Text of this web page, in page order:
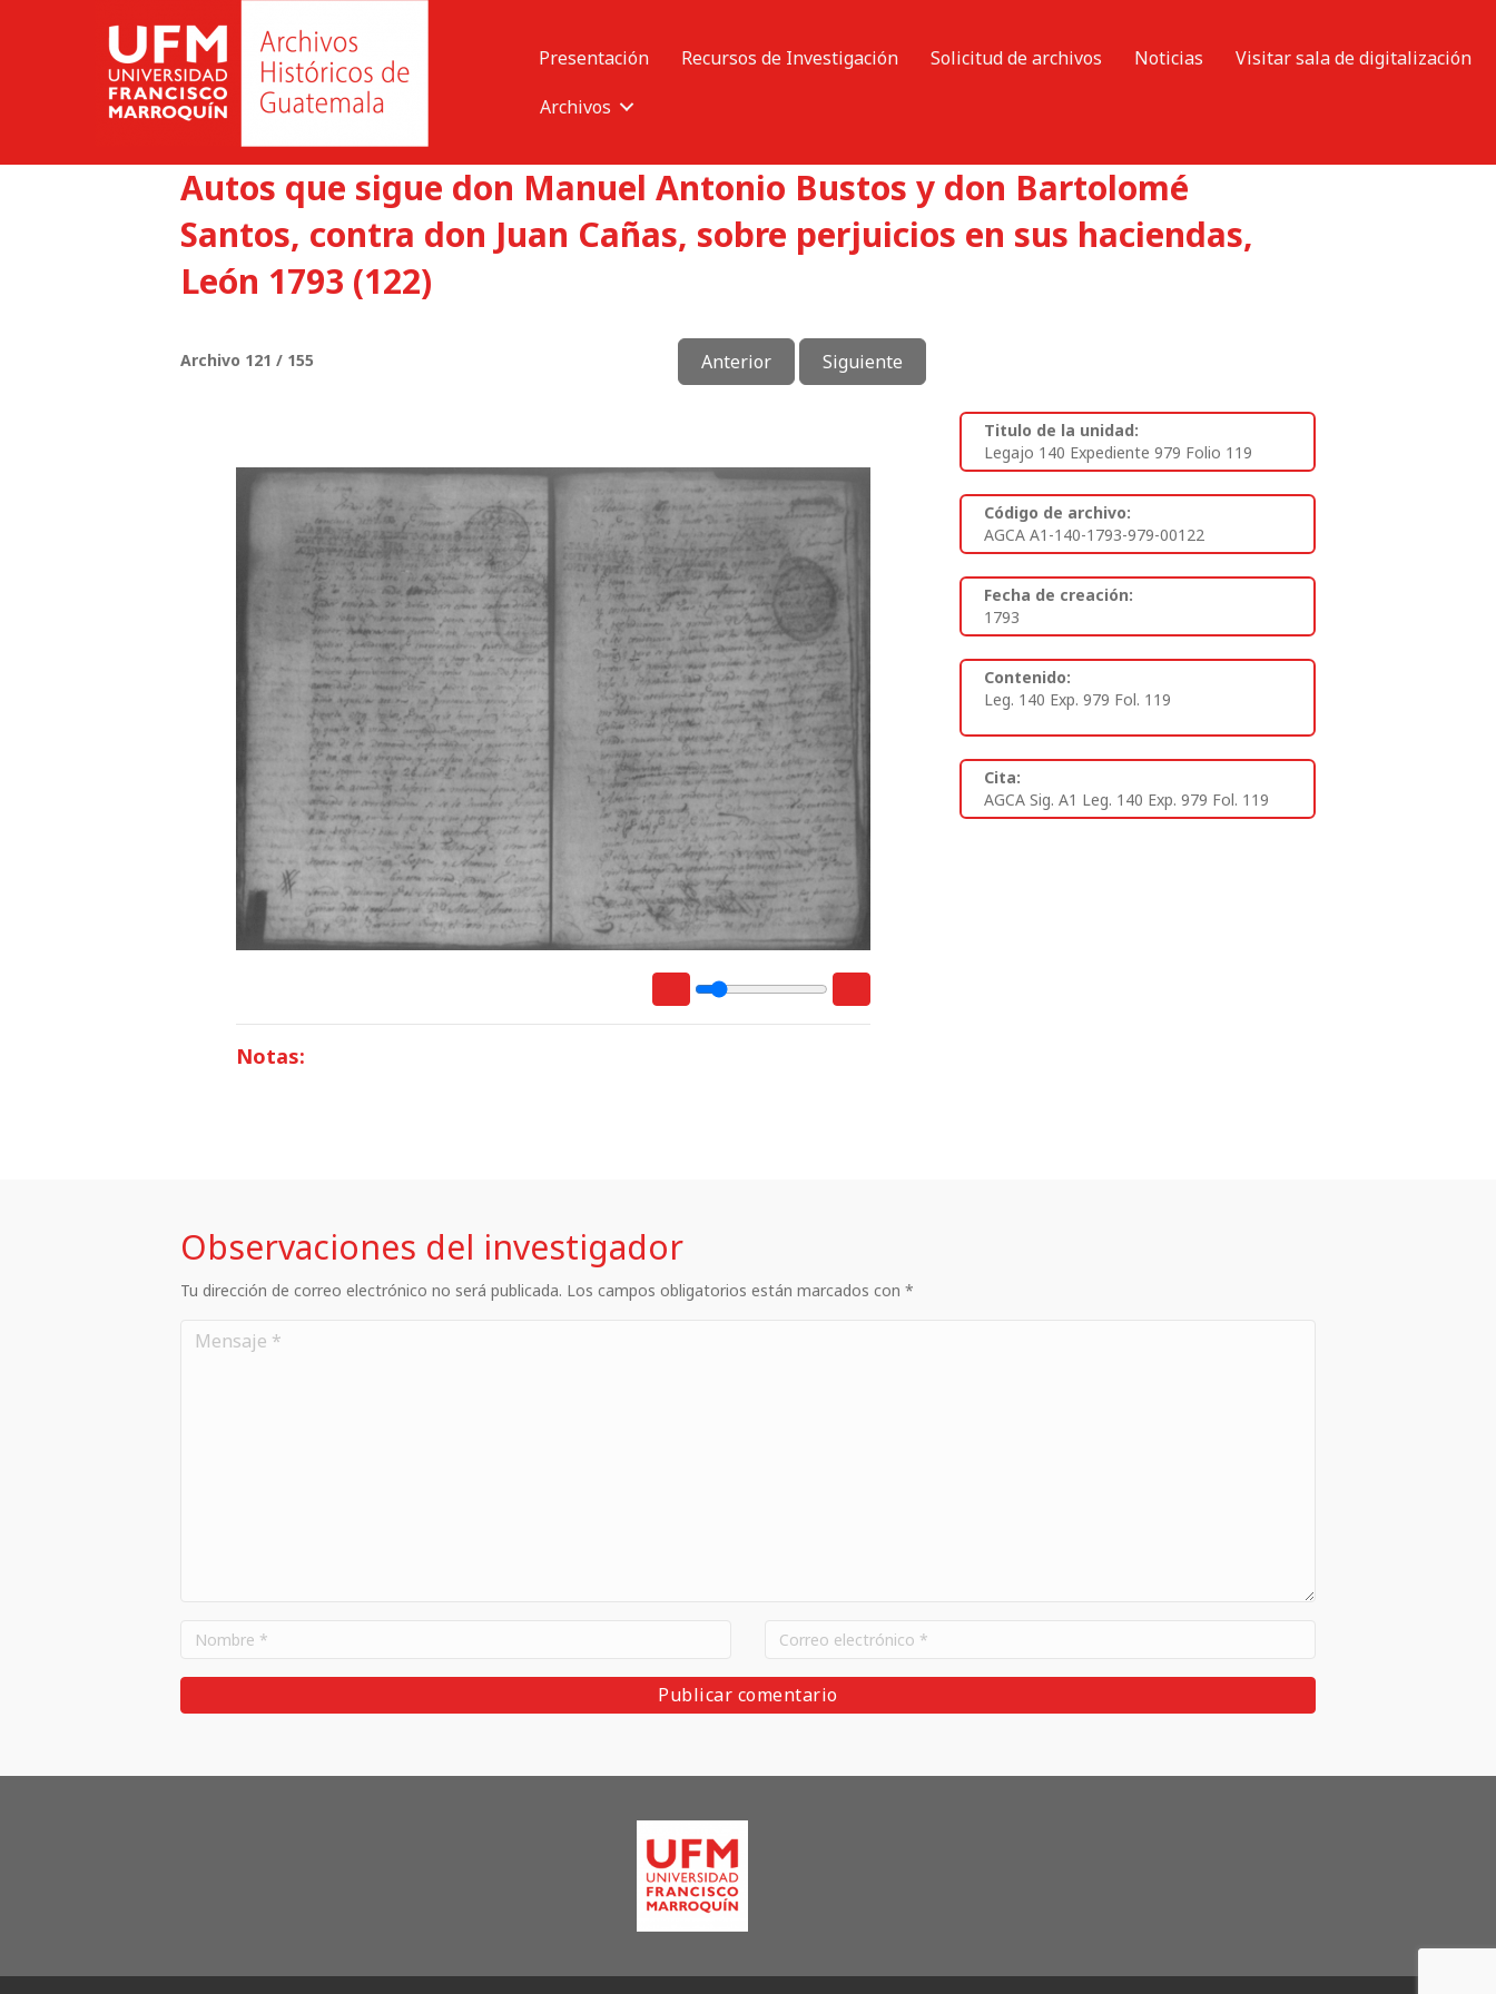
Presentación Recursos de Investigación Solicitud de archivos Noticias
Visitar sala de digitalización
Archivos
Autos que sigue don Manuel Antonio Bustos y don Bartolomé
Santos, contra don Juan Cañas, sobre perjuicios en sus haciendas,
León 1793 (122)
Archivo 121 / 155 Anterior Siguiente
Notas:
Titulo de la unidad:
Legajo 140 Expediente 979 Folio 119
Código de archivo:
AGCA A1-140-1793-979-00122
Fecha de creación:
1793
Contenido:
Leg. 140 Exp. 979 Fol. 119
Cita:
AGCA Sig. A1 Leg. 140 Exp. 979 Fol. 119
Observaciones del investigador
Tu dirección de correo electrónico no será publicada. Los campos obligatorios están marcados con *